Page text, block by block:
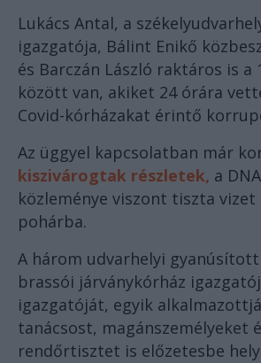
Lukács Antal, a
igazgatója, Bálint Enikő
és Barczán László raktáros is
között van, akiket 24 órára
Covid-kórházakat érintő
Az üggyel kapcsolatban már
kiszivárogtak részletek, a
közleménye viszont tiszta
pohárba.
A három udvarhelyi
brassói járványkórház
igazgatóját, egyik
tanácsost, magánszemélyeket
rendőrtisztet is előzetesbe